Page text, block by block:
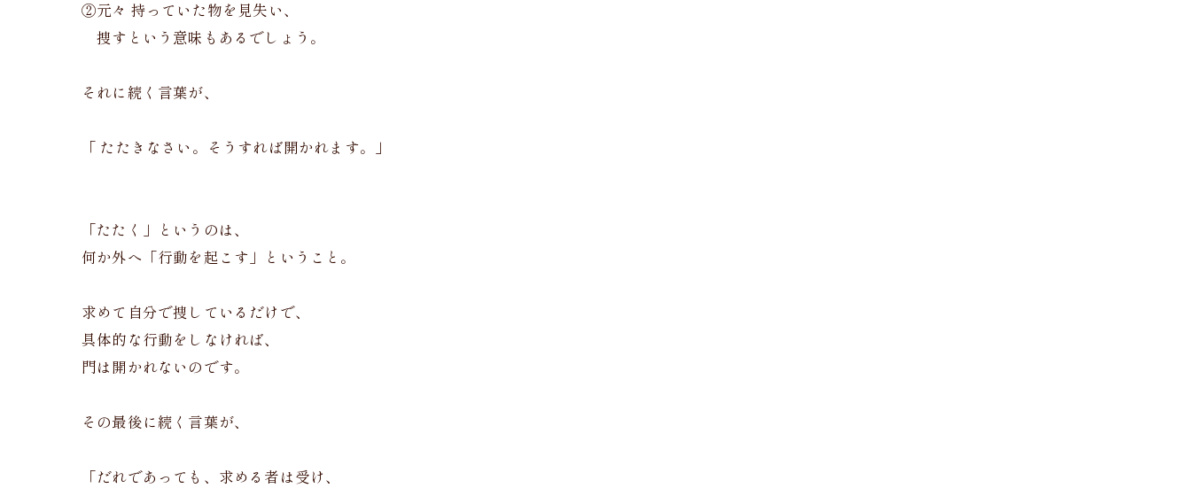
②元々 持っていた物を見失い、
捜すという意味もあるでしょう。
それに続く言葉が、
「 たたきなさい。そうすれば開かれます。」
「たたく」というのは、
何か外へ「行動を起こす」ということ。
求めて自分で捜しているだけで、
具体的な行動をしなければ、
門は開かれないのです。
その最後に続く言葉が、
「だれであっても、求める者は受け、